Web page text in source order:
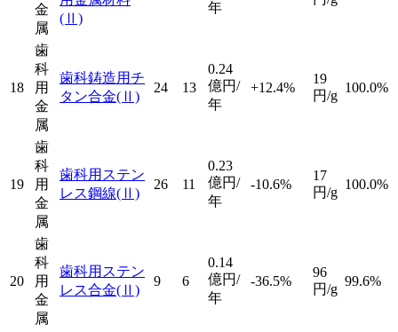
金
属
(Ⅱ)
年
18
歯
科
用
金
属
歯科鋳造用チ
タン合金(Ⅱ)
24 13
0.24
億円/
年
+12.4%
19
円/g
100.0%
19
歯
科
用
金
属
歯科用ステン
レス鋼線(Ⅱ)
26 11
0.23
億円/
年
-10.6%
17
円/g
100.0%
20
歯
科
用
金
属
歯科用ステン
レス合金(Ⅱ)
9 6
0.14
億円/
年
-36.5%
96
円/g
99.6%